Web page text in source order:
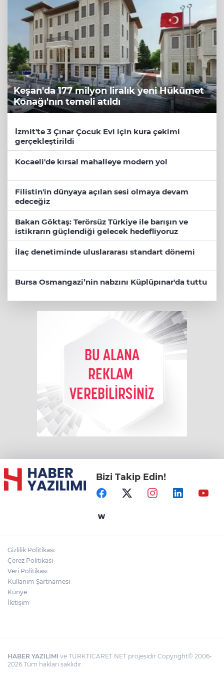
Keşan'da 177 milyon liralık yeni Hükümet
Konağı'nın temeli atıldı
İzmit'te 3 Çınar Çocuk Evi için kura çekimi
gerçekleştirildi
Kocaeli'de kırsal mahalleye modern yol
Filistin'in dünyaya açılan sesi olmaya devam
edeceğiz
Bakan Göktaş: Terörsüz Türkiye ile barışın ve
istikrarın güçlendiği gelecek hedefliyoruz
İlaç denetiminde uluslararası standart dönemi
Bursa Osmangazi’nin nabzını Küplüpınar'da tuttu
Bizi Takip Edin!
Gizlilik Politikası
Çerez Politikası
Veri Politikası
Kullanım Şartnamesi
Künye
İletişim
HABER YAZILIMI ve TURKTICARET.NET projesidir Copyright© 2006-
2026 Tüm hakları saklıdır.